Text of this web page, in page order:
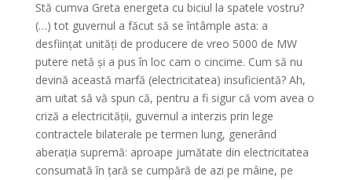
Stă cumva Greta energeta cu biciul la spatele vostru?
(…) tot guvernul a făcut să se întâmple asta: a
desființat unități de producere de vreo 5000 de MW
putere netă și a pus în loc cam o cincime. Cum să nu
devină această marfă (electricitatea) insuficientă? Ah,
am uitat să vă spun că, pentru a fi sigur că vom avea o
criză a electricității, guvernul a interzis prin lege
contractele bilaterale pe termen lung, generând
aberația supremă: aproape jumătate din electricitatea
consumată în țară se cumpără de azi pe mâine, pe